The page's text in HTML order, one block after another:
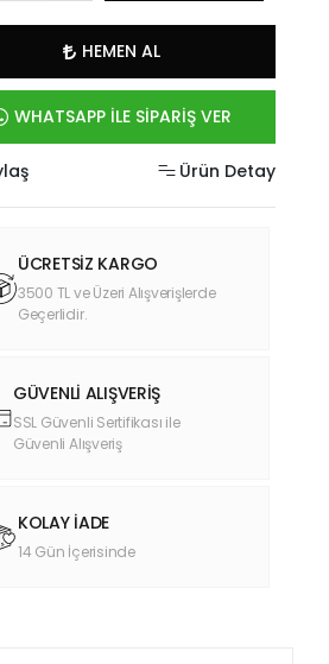
HEMEN AL
WHATSAPP İLE SİPARİŞ VER
Ürün Detay
ÜCRETSİZ KARGO
3500 TL ve Üzeri Alışverişlerde
Geçerlidir.
GÜVENLİ ALIŞVERİŞ
SSL Güvenli Sertifikası ile
Güvenli Alışveriş
KOLAY İADE
14 Gün İçerisinde